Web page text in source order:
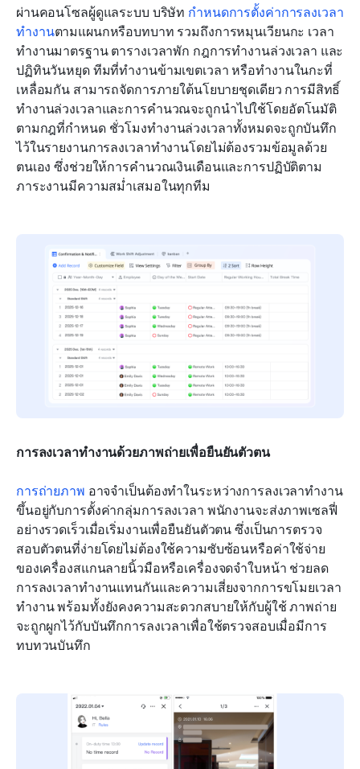
ผ่านคอนโซลผู้ดูแลระบบ บริษัท กำหนดการตั้งค่าการลงเวลา
ทำงานตามแผนกหรือบทบาท รวมถึงการหมุนเวียนกะ เวลา
ทำงานมาตรฐาน ตารางเวลาพัก กฎการทำงานล่วงเวลา และ
ปฏิทินวันหยุด ทีมที่ทำงานข้ามเขตเวลา หรือทำงานในกะที่
เหลื่อมกัน สามารถจัดการภายใต้นโยบายชุดเดียว การมีสิทธิ์
ทำงานล่วงเวลาและการคำนวณจะถูกนำไปใช้โดยอัตโนมัติ
ตามกฎที่กำหนด ชั่วโมงทำงานล่วงเวลาทั้งหมดจะถูกบันทึก
ไว้ในรายงานการลงเวลาทำงานโดยไม่ต้องรวมข้อมูลด้วย
ตนเอง ซึ่งช่วยให้การคำนวณเงินเดือนและการปฏิบัติตาม
ภาระงานมีความสม่ำเสมอในทุกทีม
การลงเวลาทำงานด้วยภาพถ่ายเพื่อยืนยันตัวตน
การถ่ายภาพ อาจจำเป็นต้องทำในระหว่างการลงเวลาทำงาน
ขึ้นอยู่กับการตั้งค่ากลุ่มการลงเวลา พนักงานจะส่งภาพเซลฟี่
อย่างรวดเร็วเมื่อเริ่มงานเพื่อยืนยันตัวตน ซึ่งเป็นการตรวจ
สอบตัวตนที่ง่ายโดยไม่ต้องใช้ความซับซ้อนหรือค่าใช้จ่าย
ของเครื่องสแกนลายนิ้วมือหรือเครื่องจดจำใบหน้า ช่วยลด
การลงเวลาทำงานแทนกันและความเสี่ยงจากการขโมยเวลา
ทำงาน พร้อมทั้งยังคงความสะดวกสบายให้กับผู้ใช้ ภาพถ่าย
จะถูกผูกไว้กับบันทึกการลงเวลาเพื่อใช้ตรวจสอบเมื่อมีการ
ทบทวนบันทึก